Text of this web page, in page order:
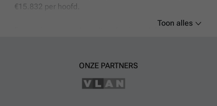
€15.832 per hoofd.
het bouwvolume in Dinant met verschillende
bouwtypen zoals open bebouwing en halfopen huizen
die gangbaar zijn hier. Met een gemiddelde
Toon alles
ONZE PARTNERS